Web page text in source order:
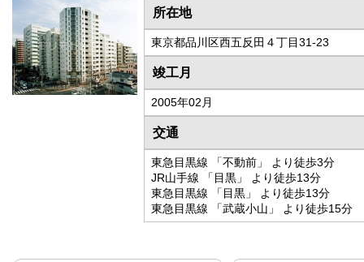
所在地
東京都品川区西五反田４丁目31-23
竣工月
2005年02月
交通
東急目黒線 「不動前」 より徒歩3分
JR山手線 「目黒」 より徒歩13分
東急目黒線 「目黒」 より徒歩13分
東急目黒線 「武蔵小山」 より徒歩15分